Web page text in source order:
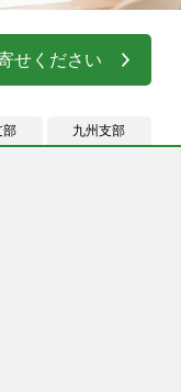
せください
部 九州支部